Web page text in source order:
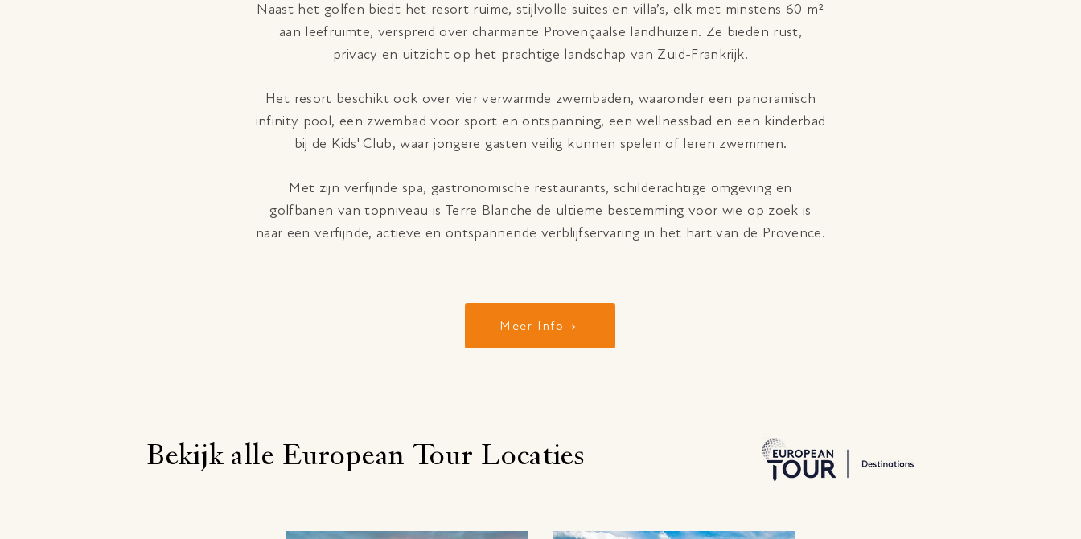
Naast het golfen biedt het resort ruime, stijlvolle suites en villa’s, elk met minstens 60 m²
aan leefruimte, verspreid over charmante Provençaalse landhuizen. Ze bieden rust,
privacy en uitzicht op het prachtige landschap van Zuid-Frankrijk.
Het resort beschikt ook over vier verwarmde zwembaden, waaronder een panoramisch
infinity pool, een zwembad voor sport en ontspanning, een wellnessbad en een kinderbad
bij de Kids' Club, waar jongere gasten veilig kunnen spelen of leren zwemmen.
Met zijn verfijnde spa, gastronomische restaurants, schilderachtige omgeving en
golfbanen van topniveau is Terre Blanche de ultieme bestemming voor wie op zoek is
naar een verfijnde, actieve en ontspannende verblijfservaring in het hart van de Provence.
Meer Info →
Bekijk alle European Tour Locaties